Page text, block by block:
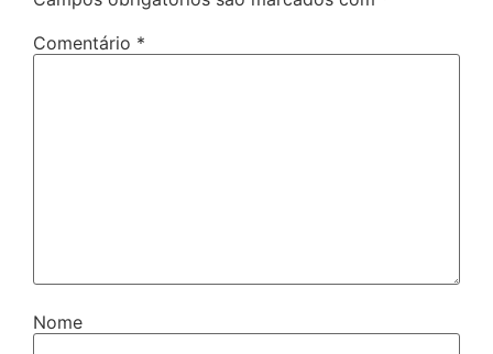
Comentário *
Nome